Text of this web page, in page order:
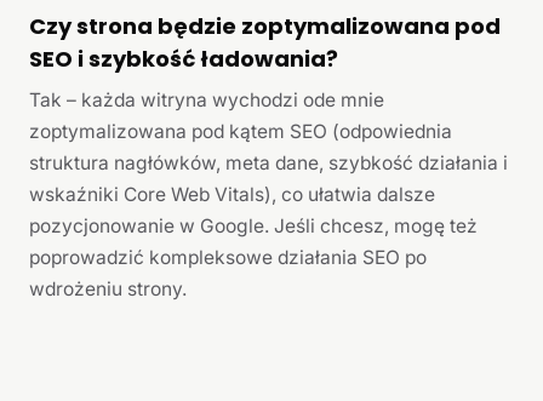
Czy strona będzie zoptymalizowana pod
SEO i szybkość ładowania?
Tak – każda witryna wychodzi ode mnie
zoptymalizowana pod kątem SEO (odpowiednia
struktura nagłówków, meta dane, szybkość działania i
wskaźniki Core Web Vitals), co ułatwia dalsze
pozycjonowanie w Google. Jeśli chcesz, mogę też
poprowadzić kompleksowe działania SEO po
wdrożeniu strony.